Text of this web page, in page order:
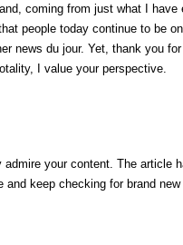
coming from just what I have
people today continue to be
news du jour. Yet, thank you
I value your perspective.
admire your content. The article
and keep checking for brand